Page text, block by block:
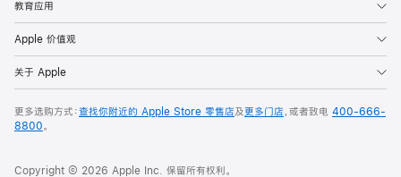
教育应用
Apple 价值观
关于 Apple
更多选购方式：查找你附近的 Apple Store 零售店及更多门店，或者致电 400-666-
8800。
Copyright © 2026 Apple Inc. 保留所有权利。